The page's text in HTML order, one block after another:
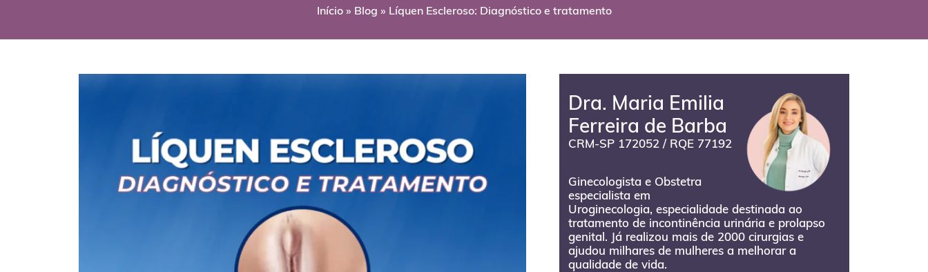
Início» Blog » Líquen Escleroso: Diagnóstico e tratamento
Dra. Maria Emilia
Ferreira de Barba
CRM-SP 172052 / RQE 77192
Ginecologista e Obstetra
especialista em
Uroginecologia, especialidade destinada ao
tratamento de incontinência urinária e prolapso
genital. Já realizou mais de 2000 cirurgias e
ajudou milhares de mulheres a melhorar a
qualidade de vida.